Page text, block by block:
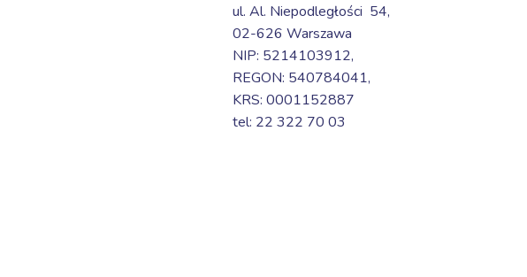
ul. Al. Niepodległości 54,
02-626 Warszawa
NIP: 5214103912,
REGON: 540784041,
KRS: 0001152887
tel: 22 322 70 03